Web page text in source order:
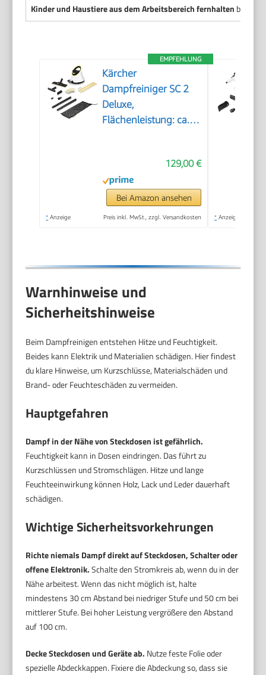
Kinder und Haustiere aus dem Arbeitsbereich fernhalten bis
EMPFEHLUNG
Kärcher
Dampfreiniger SC 2
Deluxe,
Flächenleistung: ca.
bar, Aufheizzeit: 6,5
min., Heizleistung:
1.500 W, mit
Bodenreinigungsset
129,00 €
Bei Amazon ansehen
* Anzeige Preis inkl. MwSt., zzgl. Versandkosten * Anzeige
Warnhinweise und
Sicherheitshinweise
Beim Dampfreinigen entstehen Hitze und Feuchtigkeit.
Beides kann Elektrik und Materialien schädigen. Hier findest
du klare Hinweise, um Kurzschlüsse, Materialschäden und
Brand- oder Feuchteschäden zu vermeiden.
Hauptgefahren
Dampf in der Nähe von Steckdosen ist gefährlich.
Feuchtigkeit kann in Dosen eindringen. Das führt zu
Kurzschlüssen und Stromschlägen. Hitze und lange
Feuchteeinwirkung können Holz, Lack und Leder dauerhaft
schädigen.
Wichtige Sicherheitsvorkehrungen
Richte niemals Dampf direkt auf Steckdosen, Schalter oder
offene Elektronik.Schalte den Stromkreis ab, wenn du in der
Nähe arbeitest. Wenn das nicht möglich ist, halte
mindestens 30 cm Abstand bei niedriger Stufe und 50 cm bei
mittlerer Stufe. Bei hoher Leistung vergrößere den Abstand
auf 100 cm.
Decke Steckdosen und Geräte ab. Nutze feste Folie oder
spezielle Abdeckkappen. Fixiere die Abdeckung so, dass sie